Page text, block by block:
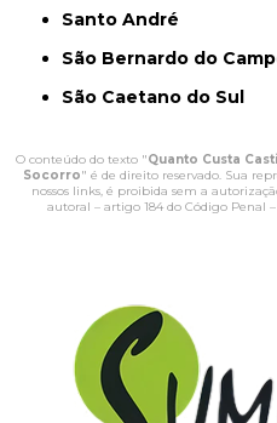
Santo André
São Bernardo do
São Caetano do Sul
O conteúdo do texto "Quanto Custa
Socorro" é de direito reservado. Sua
nossos links, é proibida sem a
autoral – artigo 184 do Código Penal –